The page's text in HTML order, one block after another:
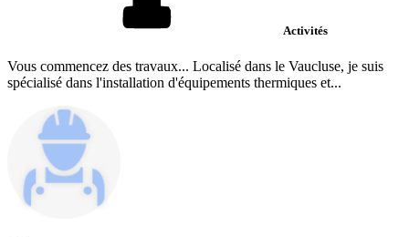
Activités
Vous commencez des travaux... Localisé dans le Vaucluse, je suis
spécialisé dans l'installation d'équipements thermiques et...